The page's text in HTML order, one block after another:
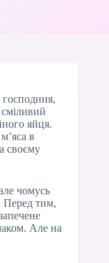
яйця.
в
своєму
чомусь
Перед тим,
Але на